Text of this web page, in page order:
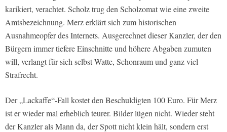
karikiert, verachtet. Scholz trug den Scholzomat wie eine zweite
Amtsbezeichnung. Merz erklärt sich zum historischen
Ausnahmeopfer des Internets. Ausgerechnet dieser Kanzler, der den
Bürgern immer tiefere Einschnitte und höhere Abgaben zumuten
will, verlangt für sich selbst Watte, Schonraum und ganz viel
Strafrecht.
Der „Lackaffe“-Fall kostet den Beschuldigten 100 Euro. Für Merz
ist er wieder mal erheblich teurer. Bilder lügen nicht. Wieder steht
der Kanzler als Mann da, der Spott nicht klein hält, sondern erst